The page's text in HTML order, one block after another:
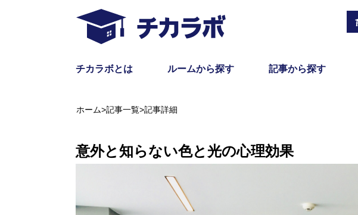
チカラボとは ルームから探す 記事から探す
ホーム>記事一覧>記事詳細
意外と知らない色と光の心理効果